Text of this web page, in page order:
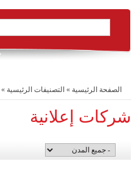
الصفحة الرئيسية » التصنيفات الرئيسية »
شركات إعلانية